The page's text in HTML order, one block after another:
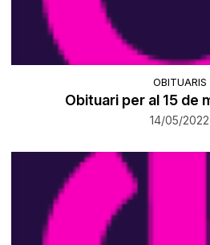
OBITUARIS
Obituari per al 15 de
14/05/2022